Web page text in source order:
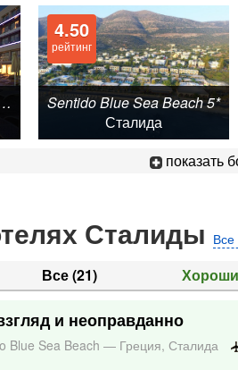
Resort & Spa 4*
4.50
рейтинг
Sentido Blue Sea Beach 5*
Сталида
показать
Сталиды Все
Все(21)
и неоправданно
Blue Sea Beach — Греция, Сталида